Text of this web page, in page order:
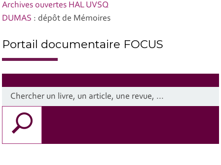
Archives ouvertes HAL UVSQ
DUMAS : dépôt de Mémoires
Portail documentaire FOCUS